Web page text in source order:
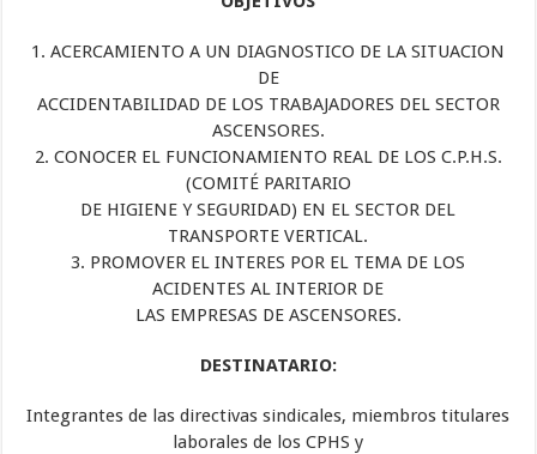
1. ACERCAMIENTO A UN DIAGNOSTICO DE LA SITUACION
DE
ACCIDENTABILIDAD DE LOS TRABAJADORES DEL SECTOR
ASCENSORES.
2. CONOCER EL FUNCIONAMIENTO REAL DE LOS C.P.H.S.
(COMITÉ PARITARIO
DE HIGIENE Y SEGURIDAD) EN EL SECTOR DEL
TRANSPORTE VERTICAL.
3. PROMOVER EL INTERES POR EL TEMA DE LOS
ACIDENTES AL INTERIOR DE
LAS EMPRESAS DE ASCENSORES.
DESTINATARIO:
Integrantes de las directivas sindicales, miembros titulares
laborales de los CPHS y